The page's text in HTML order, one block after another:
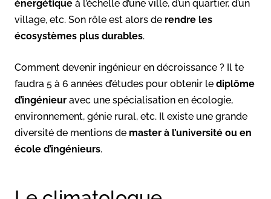
énergétique à l’échelle d’une ville, d’un quartier, d’un
village, etc. Son rôle est alors de rendre les
écosystèmes plus durables.
Comment devenir ingénieur en décroissance ? Il te
faudra 5 à 6 années d’études pour obtenir le diplôme
d’ingénieur avec une spécialisation en écologie,
environnement, génie rural, etc. Il existe une grande
diversité de mentions de master à l’université ou en
école d’ingénieurs.